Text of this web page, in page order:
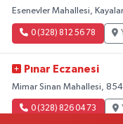
Esenevler Mahallesi,
0 (328) 812 56 78
Pınar Eczanesi
Mimar Sinan Mahallesi,
0 (328) 826 04 73